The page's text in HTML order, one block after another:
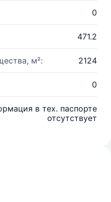
0
471.2
м²: 2124
0
в тех. паспорте
отсутствует